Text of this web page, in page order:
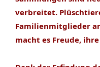
verbreitet.
Familienmitglieder
macht es Freude,